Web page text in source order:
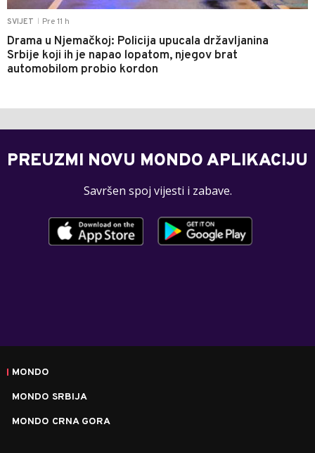
SVIJET Pre 11 h
Drama u Njemačkoj: Policija upucala državljanina
Srbije koji ih je napao lopatom, njegov brat
automobilom probio kordon
PREUZMI NOVU MONDO APLIKACIJU
Savršen spoj vijesti i zabave.
MONDO
MONDO SRBIJA
MONDO CRNA GORA